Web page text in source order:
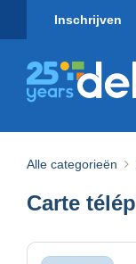
Inschrijven
Alle categorieën
Carte